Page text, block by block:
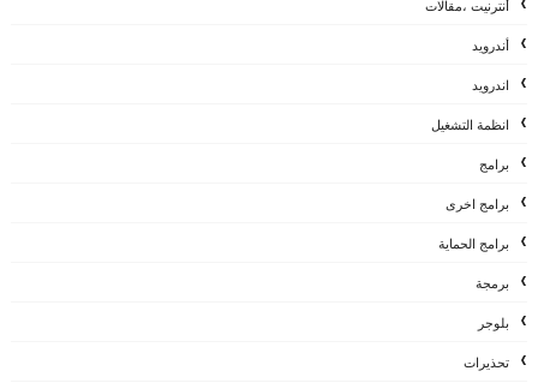
أنترنيت ،مقالات
أندرويد
اندرويد
انظمة التشغيل
برامج
برامج اخرى
برامج الحماية
برمجة
بلوجر
تحذيرات